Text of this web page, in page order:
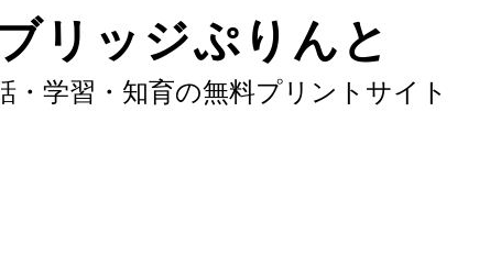
リッジぷりんと
・学習・知育の無料プリントサイト